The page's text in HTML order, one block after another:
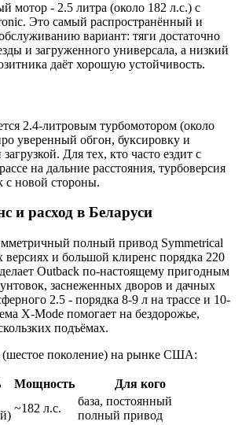
мотор - 2.5 литра (около 182 л.с.) с
Это самый распространённый и
вариант: тяги достаточно
и загруженного универсала, а низкий
даёт хорошую устойчивость.
2.4-литровым турбомотором (около
уверенный обгон, буксировку и
Для тех, кто часто ездит с
на дальние расстояния, турбоверсия
с новой стороны.
и расход в Беларуси
полный привод Symmetrical
версиях и большой клиренс порядка 220
Outback по-настоящему пригодным
заснеженных дворов и дачных
2.5 - порядка 8-9 л на трассе и 10-
X-Mode помогает на бездорожье,
подъёмах.
(шестое поколение) на рынке США:
Мощность
Для кого
~182 л.с.
база, постоянный
полный привод